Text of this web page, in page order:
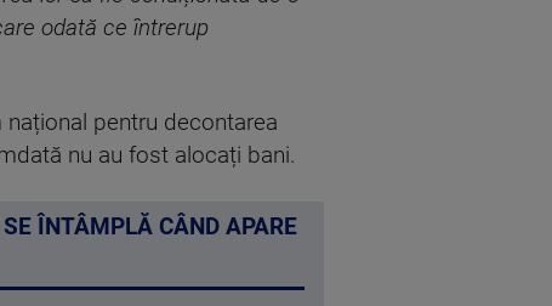
odată ce întrerup
pentru decontarea
nu au fost alocați bani.
ÎNTÂMPLĂ CÂND APARE